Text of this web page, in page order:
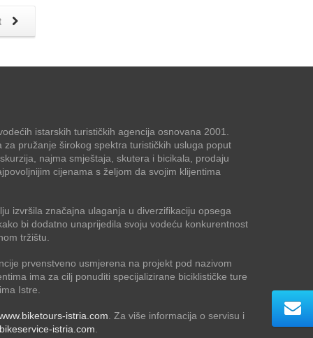
istarskih turističkih agencija osnovana 2001.
za pružanje širokog spektra turističkih usluga poput
najma smještaja, skutera i bicikala, prodaju
cijenama s željom da svojim klijentima
izvršila značajna ulaganja u diverzifikaciju opsega
bi dodatno unaprijedila svoju vodeću konkurentnost
tržištu.
prvenstveno usmjerena na projekt pod nazivom
ima za cilj ponuditi specijalizirane biciklističke ture
Istre.
istria.com . Za više informacija o servisu i
istria.com